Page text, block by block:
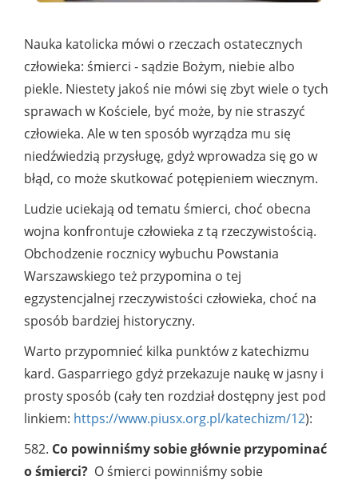
Nauka katolicka mówi o rzeczach ostatecznych
człowieka: śmierci - sądzie Bożym, niebie albo
piekle. Niestety jakoś nie mówi się zbyt wiele o tych
sprawach w Kościele, być może, by nie straszyć
człowieka. Ale w ten sposób wyrządza mu się
niedźwiedzią przysługę, gdyż wprowadza się go w
błąd, co może skutkować potępieniem wiecznym.
Ludzie uciekają od tematu śmierci, choć obecna
wojna konfrontuje człowieka z tą rzeczywistością.
Obchodzenie rocznicy wybuchu Powstania
Warszawskiego też przypomina o tej
egzystencjalnej rzeczywistości człowieka, choć na
sposób bardziej historyczny.
Warto przypomnieć kilka punktów z katechizmu
kard. Gasparriego gdyż przekazuje naukę w jasny i
prosty sposób (cały ten rozdział dostępny jest pod
linkiem: https://www.piusx.org.pl/katechizm/12):
582. Co powinniśmy sobie głównie przypominać
o śmierci? O śmierci powinniśmy sobie